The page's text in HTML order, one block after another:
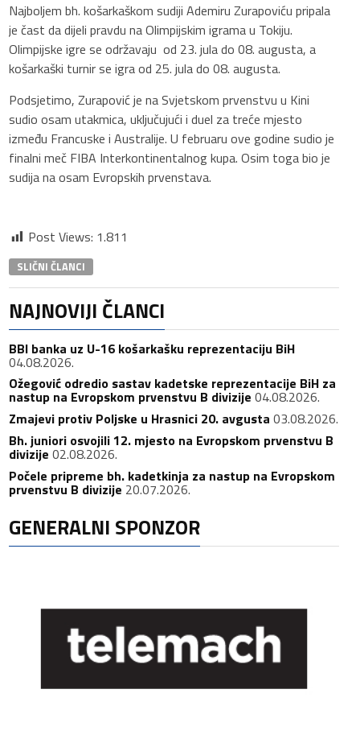
Najboljem bh. košarkaškom sudiji Ademiru Zurapoviću pripala
je čast da dijeli pravdu na Olimpijskim igrama u Tokiju.
Olimpijske igre se održavaju od 23. jula do 08. augusta, a
košarkaški turnir se igra od 25. jula do 08. augusta.
Podsjetimo, Zurapović je na Svjetskom prvenstvu u Kini
sudio osam utakmica, uključujući i duel za treće mjesto
između Francuske i Australije. U februaru ove godine sudio je
finalni meč FIBA Interkontinentalnog kupa. Osim toga bio je
sudija na osam Evropskih prvenstava.
Post Views: 1.811
SLIČNI ČLANCI
NAJNOVIJI ČLANCI
BBI banka uz U-16 košarkašku reprezentaciju BiH
04.08.2026.
Ožegović odredio sastav kadetske reprezentacije BiH za
nastup na Evropskom prvenstvu B divizije 04.08.2026.
Zmajevi protiv Poljske u Hrasnici 20. avgusta 03.08.2026.
Bh. juniori osvojili 12. mjesto na Evropskom prvenstvu B
divizije 02.08.2026.
Počele pripreme bh. kadetkinja za nastup na Evropskom
prvenstvu B divizije 20.07.2026.
GENERALNI SPONZOR